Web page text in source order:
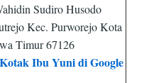
Sudiro Husodo
Kec. Purworejo Kota
Timur 67126
Ibu Yuni di Google